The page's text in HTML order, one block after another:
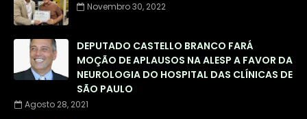
Novembro 30, 2022
DEPUTADO CASTELLO BRANCO FARÁ
MOÇÃO DE APLAUSOS NA ALESP A FAVOR DA
NEUROLOGIA DO HOSPITAL DAS CLÍNICAS DE
SÃO PAULO
Agosto 28, 2021